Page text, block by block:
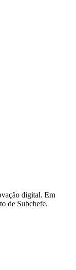
digital. Em
de Subchefe,